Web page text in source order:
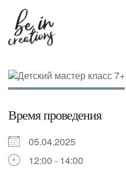
Время проведения
05.04.2025
12:00 - 14:00